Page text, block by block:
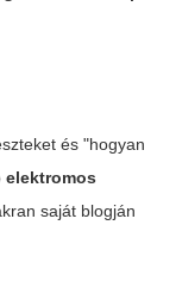
és "hogyan
elektromos
saját blogján